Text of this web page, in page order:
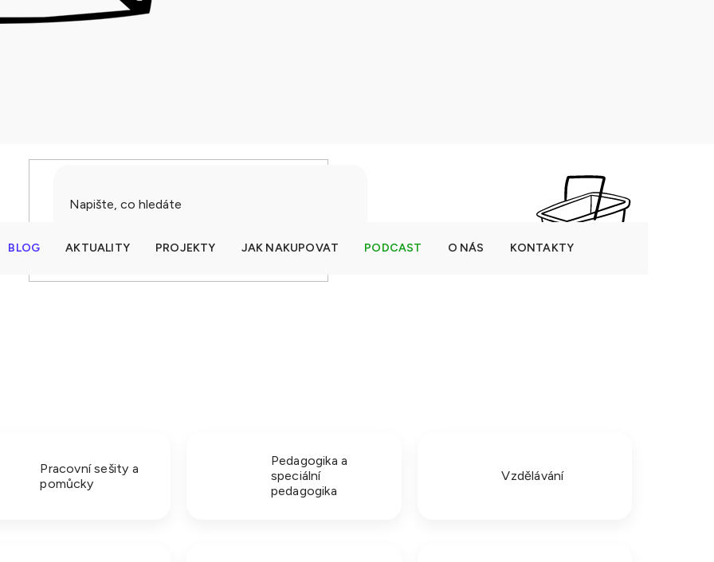
BLOG AKTUALITY PROJEKTY JAK NAKUPOVAT PODCAST O NÁS KONTAKTY
Pracovní sešity a
pomůcky
Pedagogika a
speciální
pedagogika
Vzdělávání